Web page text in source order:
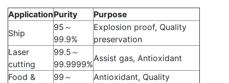
ApplicationPurity
Purpose
Ship
95～
99.9%
Explosion proof, Quality
preservation
Laser
cutting
99.5～
99.9999%
Assist gas, Antioxidant
Food &
99～
Antioxidant, Quality